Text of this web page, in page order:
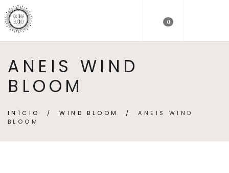
0
ANEIS WIND
BLOOM
INÍCIO /WIND BLOOM /ANEIS WIND
BLOOM